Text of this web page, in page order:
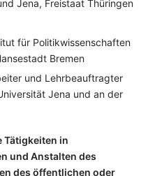
Jena, Freistaat Thüringen
für Politikwissenschaften
Bremen
und Lehrbeauftragter
Jena und an der
Tätigkeiten in
und Anstalten des
des öffentlichen oder